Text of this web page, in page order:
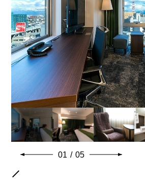
엑스트라 베드
엑스트라 베드 설치 (불가) / 베이비
함께 자는 자녀분은 1인까지 가능합
일반적인 객실 설비 · 용품
01 / 05